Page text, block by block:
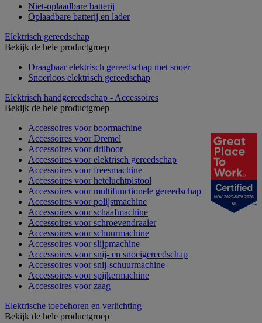
Niet-oplaadbare batterij
Oplaadbare batterij en lader
Elektrisch gereedschap
Bekijk de hele productgroep
Draagbaar elektrisch gereedschap met snoer
Snoerloos elektrisch gereedschap
Elektrisch handgereedschap - Accessoires
Bekijk de hele productgroep
Accessoires voor boormachine
Accessoires voor Dremel
Accessoires voor drilboor
Accessoires voor elektrisch gereedschap
Accessoires voor freesmachine
Accessoires voor heteluchtpistool
Accessoires voor multifunctionele gereedschap
Accessoires voor polijstmachine
Accessoires voor schaafmachine
Accessoires voor schroevendraaier
Accessoires voor schuurmachine
Accessoires voor slijpmachine
Accessoires voor snij- en snoeigereedschap
Accessoires voor snij-schuurmachine
Accessoires voor spijkermachine
Accessoires voor zaag
Elektrische toebehoren en verlichting
Bekijk de hele productgroep
NOV 2025-NOV 2026
NL